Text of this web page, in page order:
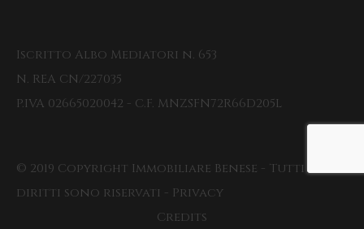
Iscritto Albo Mediatori n. 653
N. REA CN/227035
P.IVA 02665020042 - C.F. MNZSFN72R66D205L
© 2019 Copyright Immobiliare Benese - Tutti i
diritti sono riservati - Privacy
Credits